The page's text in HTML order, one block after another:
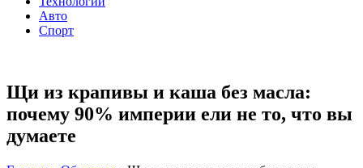
Авто
Спорт
Щи из крапивы и каша без масла:
почему 90% империи ели не то, что вы
думаете